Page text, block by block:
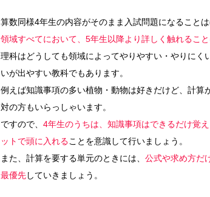
算数同様4年生の内容がそのまま入試問題になること
領域すべてにおいて、5年生以降より詳しく触れるこ
理科はどうしても領域によってやりやすい・やりに
いが出やすい教科でもあります。
例えば知識事項の多い植物・動物は好きだけど、計
対の方もいらっしゃいます。
ですので、 4年生のうちは、知識事項はできるだけ覚
ットで頭に入れることを意識して行いましょう。
また、計算を要する単元のときには、 公式や求め方だ
最優先していきましょう。